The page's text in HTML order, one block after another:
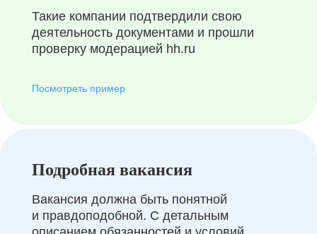
Такие компании подтвердили свою
деятельность документами и прошли
проверку модерацией hh.ru
Посмотреть пример
Подробная вакансия
Вакансия должна быть понятной
и правдоподобной. С детальным